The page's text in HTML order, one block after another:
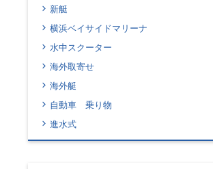
新艇
横浜ベイサイドマリーナ
水中スクーター
海外取寄せ
海外艇
自動車 乗り物
進水式